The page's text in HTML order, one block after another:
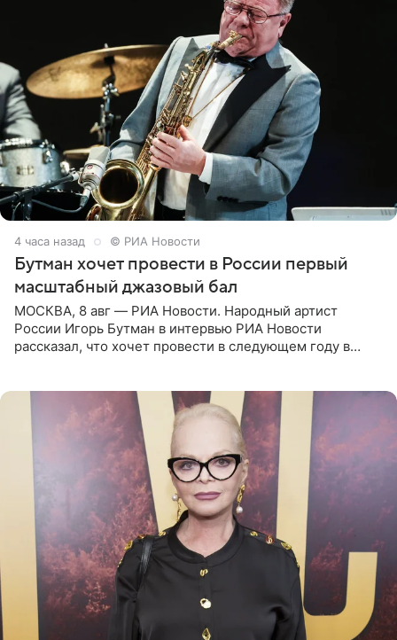
4 часа назад © РИА Новости
Бутман хочет провести в России первый
масштабный джазовый бал
МОСКВА, 8 авг — РИА Новости. Народный артист
России Игорь Бутман в интервью РИА Новости
рассказал, что хочет провести в следующем году в